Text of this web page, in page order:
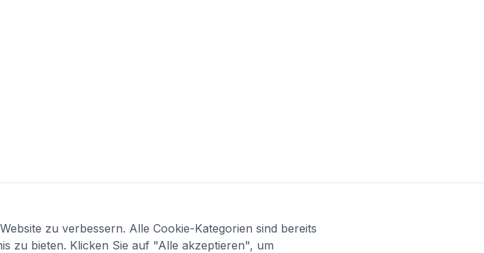
zu verbessern. Alle Cookie-Kategorien sind bereits
zu bieten. Klicken Sie auf "Alle akzeptieren", um